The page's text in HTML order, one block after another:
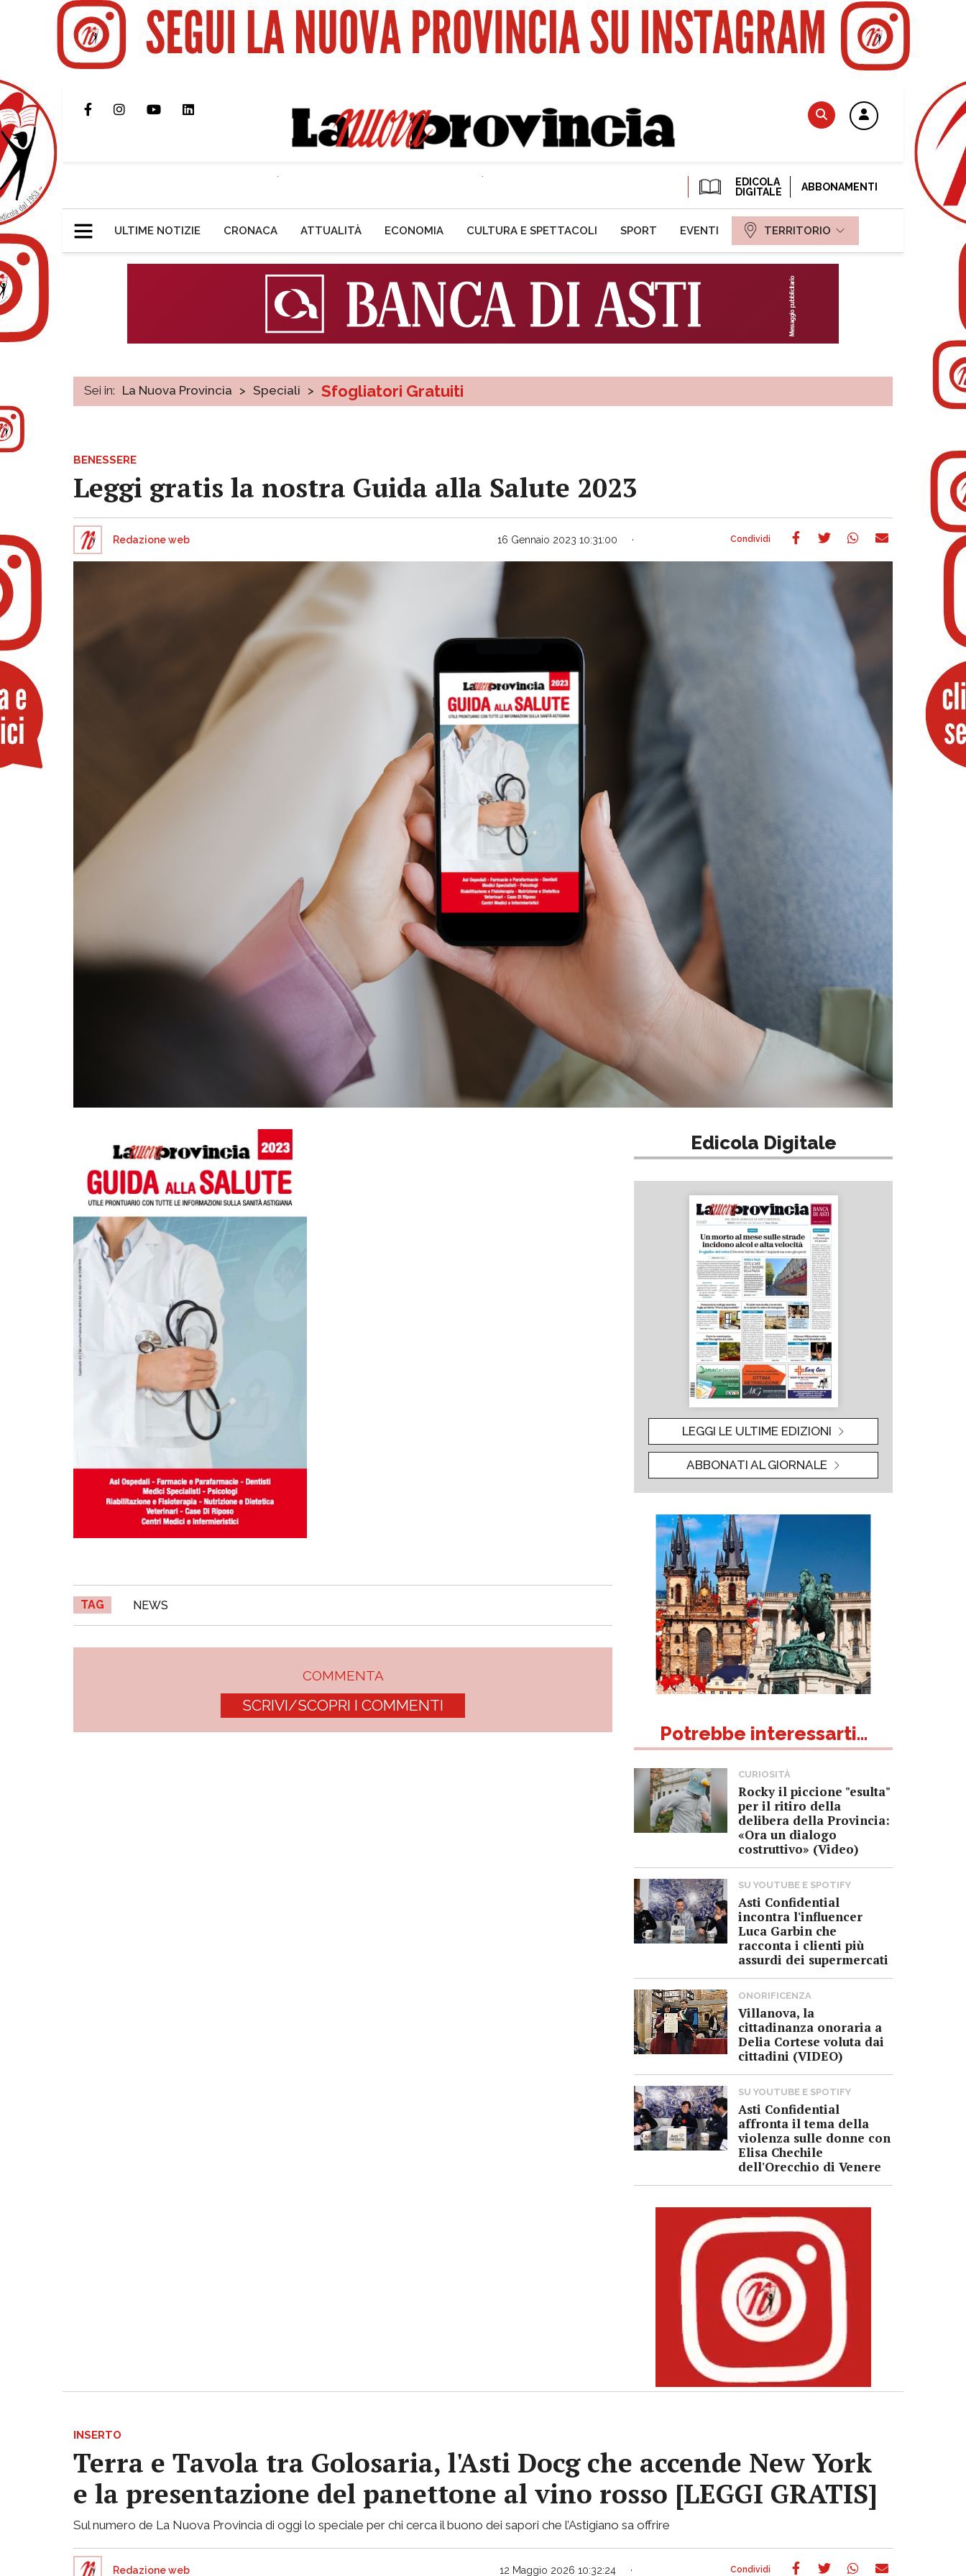
EDICOLA
DIGITALE
ABBONAMENTI
ULTIME NOTIZIE CRONACA ATTUALITÀ ECONOMIA CULTURA E SPETTACOLI SPORT EVENTI TERRITORIO
Sei in: La Nuova Provincia > Speciali > Sfogliatori Gratuiti
BENESSERE
Leggi gratis la nostra Guida alla Salute 2023
Redazione web 16 Gennaio 2023 10:31:00
TAG NEWS
COMMENTA
SCRIVI/SCOPRI I COMMENTI
Edicola Digitale
LEGGI LE ULTIME EDIZIONI
ABBONATI AL GIORNALE
Potrebbe interessarti...
CURIOSITÀ
Rocky il piccione "esulta"
per il ritiro della
delibera della Provincia:
«Ora un dialogo
costruttivo» (Video)
SU YOUTUBE E SPOTIFY
Asti Confidential
incontra l'influencer
Luca Garbin che
racconta i clienti più
assurdi dei supermercati
ONORIFICENZA
Villanova, la
cittadinanza onoraria a
Delia Cortese voluta dai
cittadini (VIDEO)
SU YOUTUBE E SPOTIFY
Asti Confidential
affronta il tema della
violenza sulle donne con
Elisa Chechile
dell'Orecchio di Venere
INSERTO
Terra e Tavola tra Golosaria, l'Asti Docg che accende New York
e la presentazione del panettone al vino rosso [LEGGI GRATIS]
Sul numero de La Nuova Provincia di oggi lo speciale per chi cerca il buono dei sapori che l’Astigiano sa offrire
Redazione web 12 Maggio 2026 10:32:24